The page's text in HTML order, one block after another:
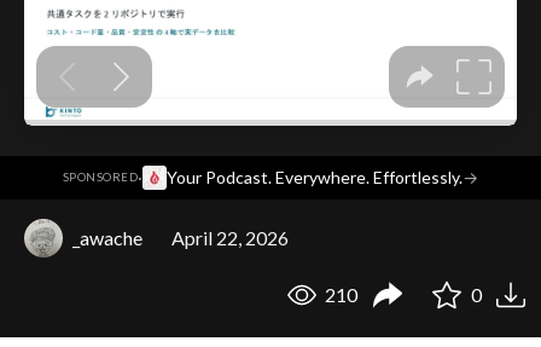
SPONSORED· Your Podcast. Everywhere. Effortlessly.→
_awache April 22, 2026
210 0